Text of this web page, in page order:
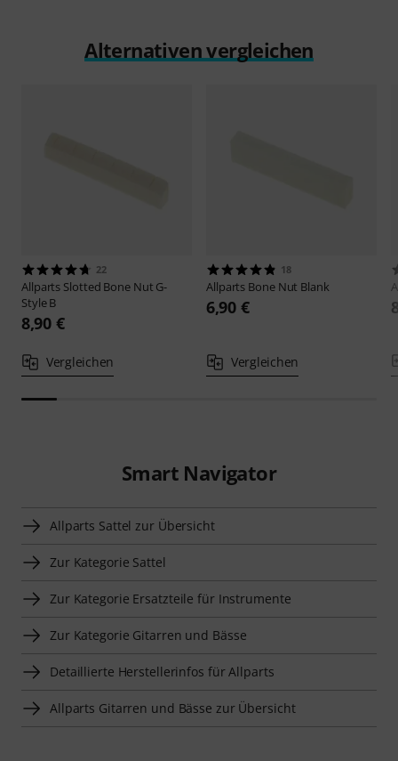
Alternativen vergleichen
22
Allparts Slotted Bone Nut G-
Style B
8,90 €
Vergleichen
18
Allparts Bone Nut Blank
6,90 €
Vergleichen
Smart Navigator
Allparts Sattel zur Übersicht
Zur Kategorie Sattel
Zur Kategorie Ersatzteile für Instrumente
Zur Kategorie Gitarren und Bässe
Detaillierte Herstellerinfos für Allparts
Allparts Gitarren und Bässe zur Übersicht